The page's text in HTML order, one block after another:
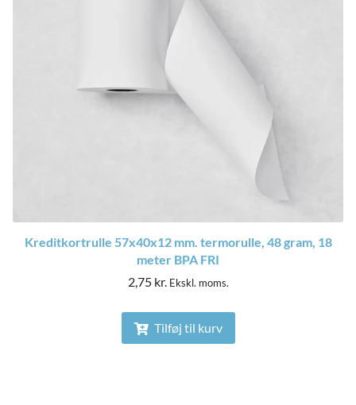
Kreditkortrulle 57x40x12 mm. termorulle, 48 gram, 18
meter BPA FRI
2,75 kr. Ekskl. moms.
Tilføj til kurv